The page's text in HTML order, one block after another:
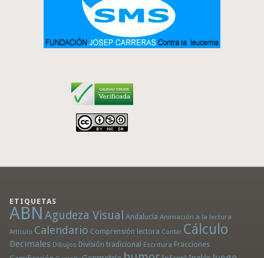
ETIQUETAS
ABN Agudeza Visual Andalucía Animación a la lectura
Artículo Calendario Comprensión lectora Contar Cálculo
Decimales Dibujos División tradicional Escritura Fracciones